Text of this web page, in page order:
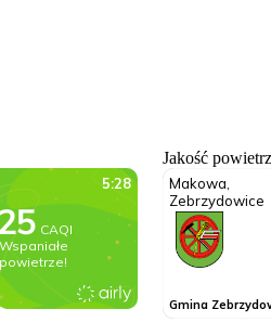
Jakość